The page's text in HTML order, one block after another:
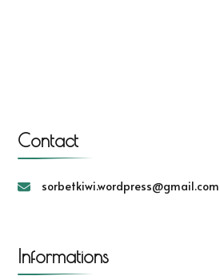
Contact
sorbetkiwi.wordpress@gmail.com
Informations